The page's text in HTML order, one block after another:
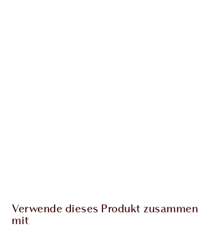
Verwende dieses Produkt zusammen
mit